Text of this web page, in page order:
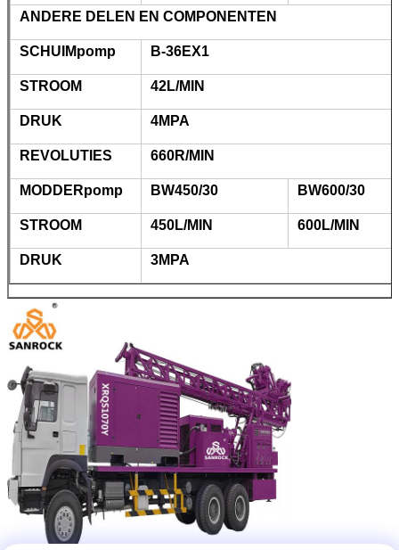
ANDERE DELEN EN COMPONENTEN
SCHUIMpomp B-36EX1
STROOM 42L/MIN
DRUK 4MPA
REVOLUTIES 660R/MIN
MODDERpomp BW450/30 BW600/30
STROOM 450L/MIN 600L/MIN
DRUK 3MPA